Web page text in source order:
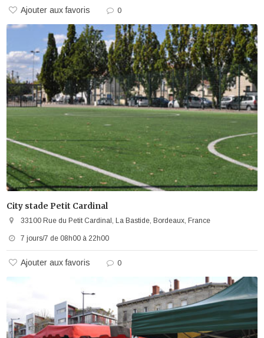
Ajouter aux favoris 0
City stade Petit Cardinal
33100 Rue du Petit Cardinal, La Bastide, Bordeaux, France
7 jours/7 de 08h00 à 22h00
Ajouter aux favoris 0